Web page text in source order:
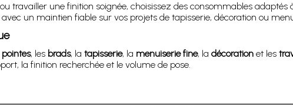
travailler une finition soignée, choisissez des consommables adaptés
un maintien fiable sur vos projets de tapisserie, décoration ou
pointes, les brads, la tapisserie, la menuiserie fine, la décorationet les
la finition recherchée et le volume de pose.